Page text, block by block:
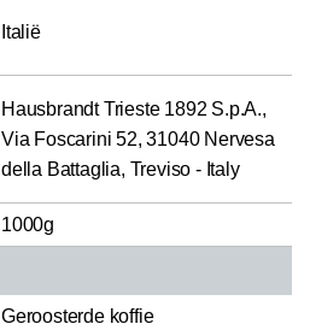
Italië
Hausbrandt Trieste 1892 S.p.A.,
Via Foscarini 52, 31040 Nervesa
della Battaglia, Treviso - Italy
1000g
Geroosterde koffie